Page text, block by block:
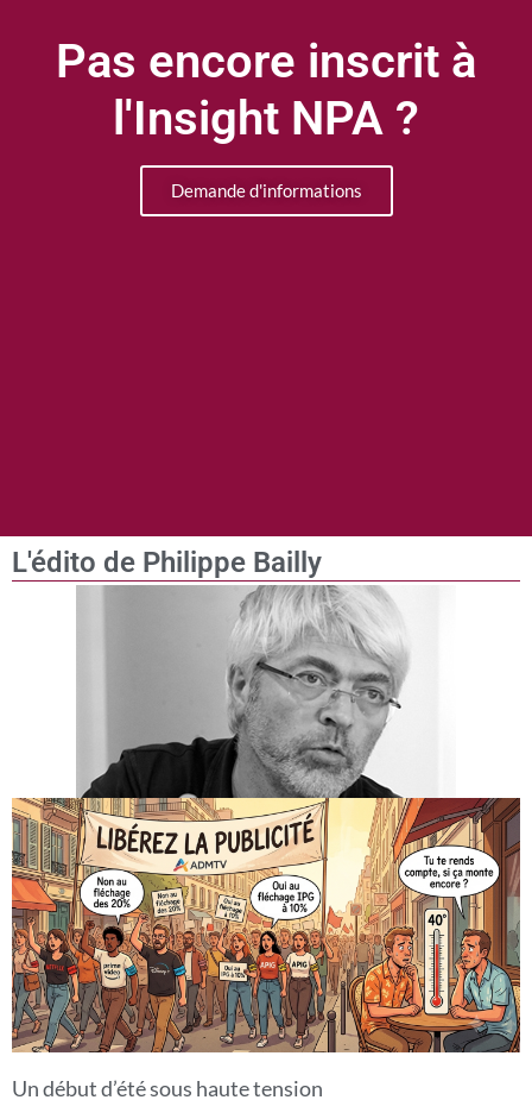
Pas encore inscrit à
l'Insight NPA ?
Demande d'informations
L'édito de Philippe Bailly
Un début d’été sous haute tension